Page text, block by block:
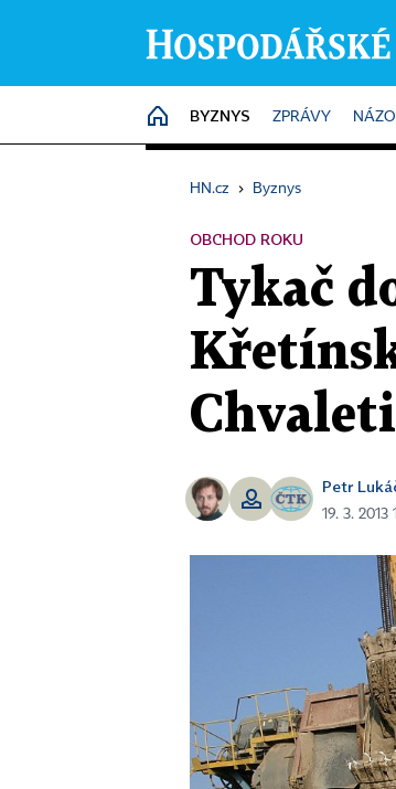
HOME
BYZNYS ZPRÁVY
HN.cz › Byznys
OBCHOD ROKU
Tykač
Petr
19. 3. 2013